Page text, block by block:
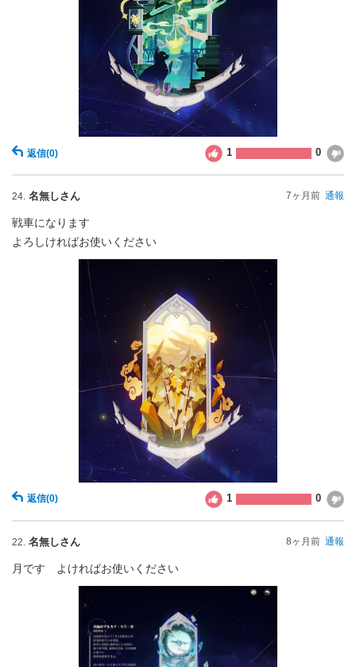
返信(0) 1 0
24. 名無しさん 7ヶ月前 通報
戦車になります
よろしければお使いください
返信(0) 1 0
22. 名無しさん 8ヶ月前 通報
月です よければお使いください